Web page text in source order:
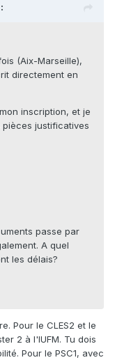
(Aix-Marseille),
directement en
inscription, et je
justificatives
passe par
A quel
les délais?
Pour le CLES2 et le
2 à l'IUFM. Tu dois
Pour le PSC1, avec